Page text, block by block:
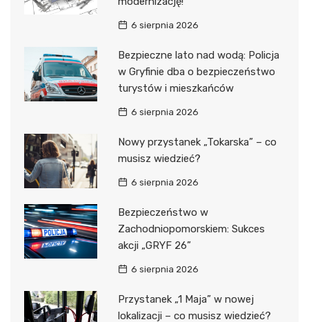
6 sierpnia 2026
Bezpieczne lato nad wodą: Policja
w Gryfinie dba o bezpieczeństwo
turystów i mieszkańców
6 sierpnia 2026
Nowy przystanek „Tokarska” – co
musisz wiedzieć?
6 sierpnia 2026
Bezpieczeństwo w
Zachodniopomorskiem: Sukces
akcji „GRYF 26”
6 sierpnia 2026
Przystanek „1 Maja” w nowej
lokalizacji – co musisz wiedzieć?